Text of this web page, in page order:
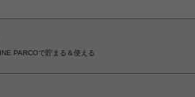
PARCOで貯まる＆使える